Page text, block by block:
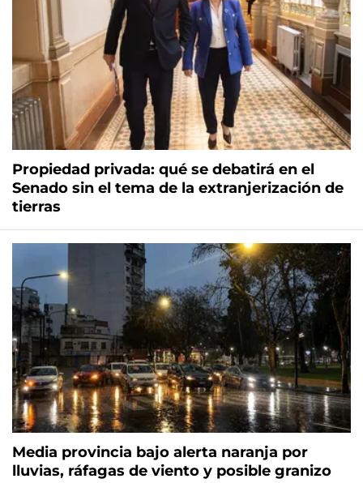
Propiedad privada: qué se debatirá en el
Senado sin el tema de la extranjerización de
tierras
Media provincia bajo alerta naranja por
lluvias, ráfagas de viento y posible granizo